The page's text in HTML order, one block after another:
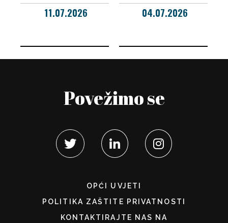
11.07.2026 04.07.2026
Povežimo se
OPĆI UVJETI
POLITIKA ZAŠTITE PRIVATNOSTI
KONTAKTIRAJTE NAS NA